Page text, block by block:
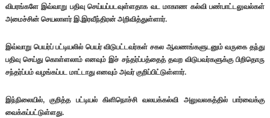
விபரங்களே இவ்வாறு பதிவு செய்யப்படவுள்ளதாக வட மாகாண கல்வி பண்பாட்டலுவல்கள்
அமைச்சின் செயலாளர் இ.இரவீந்திரன் அறிவித்துள்ளார்.
இவ்வாறு பெயர்ப் பட்டியலில் பெயர் விடுபட்டவர்கள் சகல ஆவணங்களுடனும் வருகை தந்து
பதிவு செய்து கொள்ளலாம் எனவும் இச் சந்தர்ப்பத்தைத் தவற விடுபவர்களுக்கு பிறிதொரு
சந்தர்ப்பம் வழங்கப்பட மாட்டாது எனவும் அவர் குறிப்பிட்டுள்ளார்.
இந்நிலையில், குறித்த பட்டியல் கிளிநொச்சி வலயக்கல்வி அலுவலகத்தில் பார்வைக்கு
வைக்கப்பட்டுள்ளது.